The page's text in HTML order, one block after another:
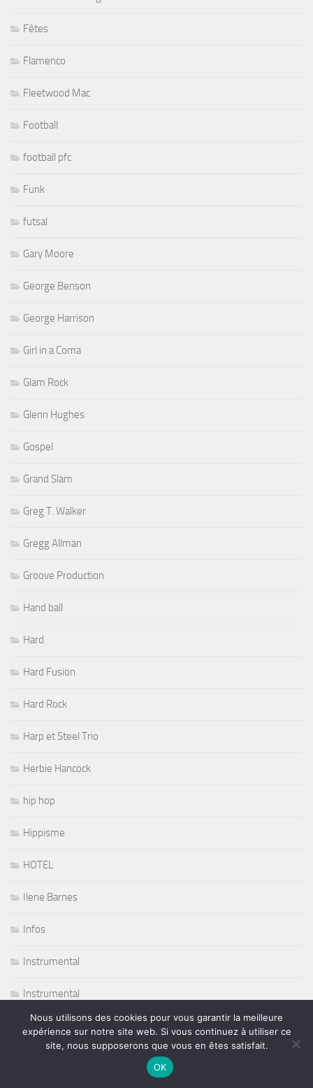
Fêtes
Flamenco
Fleetwood Mac
Football
football pfc
Funk
futsal
Gary Moore
George Benson
George Harrison
Girl in a Coma
Glam Rock
Glenn Hughes
Gospel
Grand Slam
Greg T. Walker
Gregg Allman
Groove Production
Hand ball
Hard
Hard Fusion
Hard Rock
Harp et Steel Trio
Herbie Hancock
hip hop
Hippisme
HOTEL
Ilene Barnes
Infos
Instrumental
Instrumental
Nous utilisons des cookies pour vous garantir la meilleure
expérience sur notre site web. Si vous continuez à utiliser ce
site, nous supposerons que vous en êtes satisfait.
OK